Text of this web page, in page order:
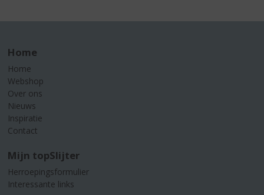
Home
Home
Webshop
Over ons
Nieuws
Inspiratie
Contact
Mijn topSlijter
Herroepingsformulier
Interessante links